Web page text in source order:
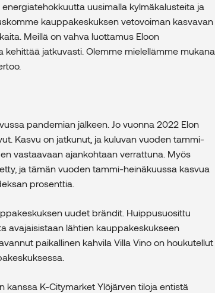
uusimalla kylmäkalusteita ja
kauppakeskuksen vetovoiman kasvavan
Meillä on vahva luottamus Eloon
jatkuvasti. Olemme mielellämme mukana
pandemian jälkeen. Jo vuonna 2022 Elon
Kasvu on jatkunut, ja kuluvan vuoden tammi-
vastaavaan ajankohtaan verrattuna. Myös
ja tämän vuoden tammi-heinäkuussa kasvua
prosenttia.
uudet brändit. Huippusuosittu
avajaisistaan lähtien kauppakeskukseen
paikallinen kahvila Villa Vino on houkutellut
kanssa K-Citymarket Ylöjärven tiloja entistä